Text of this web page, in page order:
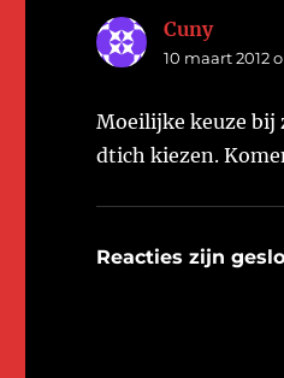
Cunyschreef:
10 maart 2012
Moeilijke keuze bij
dtich kiezen.
Reacties zijn